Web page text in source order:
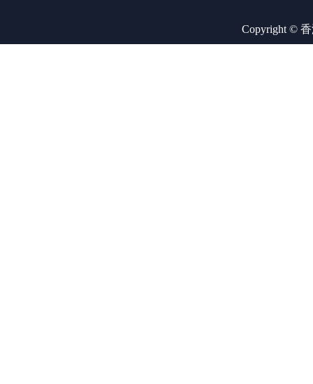
Copyright © 香